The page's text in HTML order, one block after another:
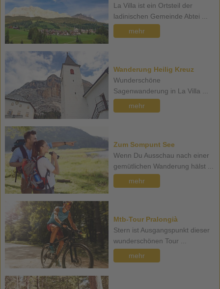
La Villa ist ein Ortsteil der
ladinischen Gemeinde Abtei ...
mehr
Wanderung Heilig Kreuz
Wunderschöne
Sagenwanderung in La Villa ...
mehr
Zum Sompunt See
Wenn Du Ausschau nach einer
gemütlichen Wanderung hälst ...
mehr
Mtb-Tour Pralongià
Stern ist Ausgangspunkt dieser
wunderschönen Tour ...
mehr